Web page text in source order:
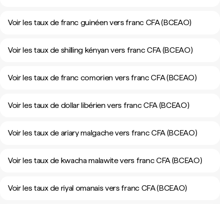
Voir les taux de franc guinéen vers franc CFA (BCEAO)
Voir les taux de shilling kényan vers franc CFA (BCEAO)
Voir les taux de franc comorien vers franc CFA (BCEAO)
Voir les taux de dollar libérien vers franc CFA (BCEAO)
Voir les taux de ariary malgache vers franc CFA (BCEAO)
Voir les taux de kwacha malawite vers franc CFA (BCEAO)
Voir les taux de riyal omanais vers franc CFA (BCEAO)